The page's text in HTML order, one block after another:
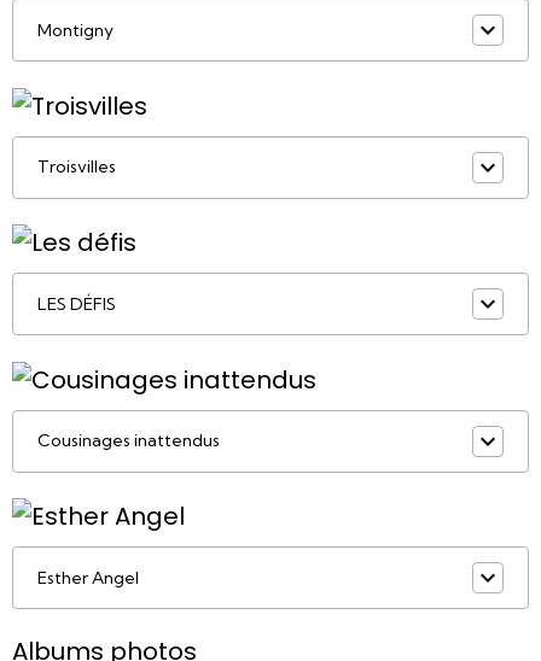
Montigny
Troisvilles
LES DÉFIS
Cousinages inattendus
Esther Angel
Albums photos